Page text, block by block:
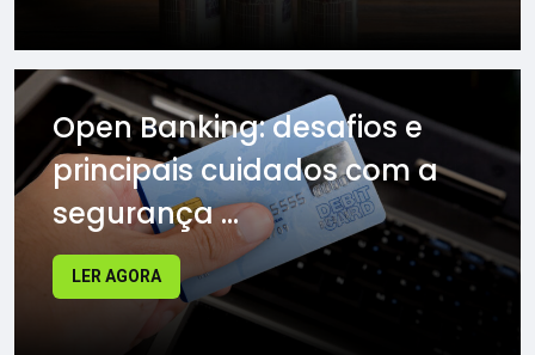
Open Banking: desafios e
principais cuidados com a
segurança ...
LER AGORA